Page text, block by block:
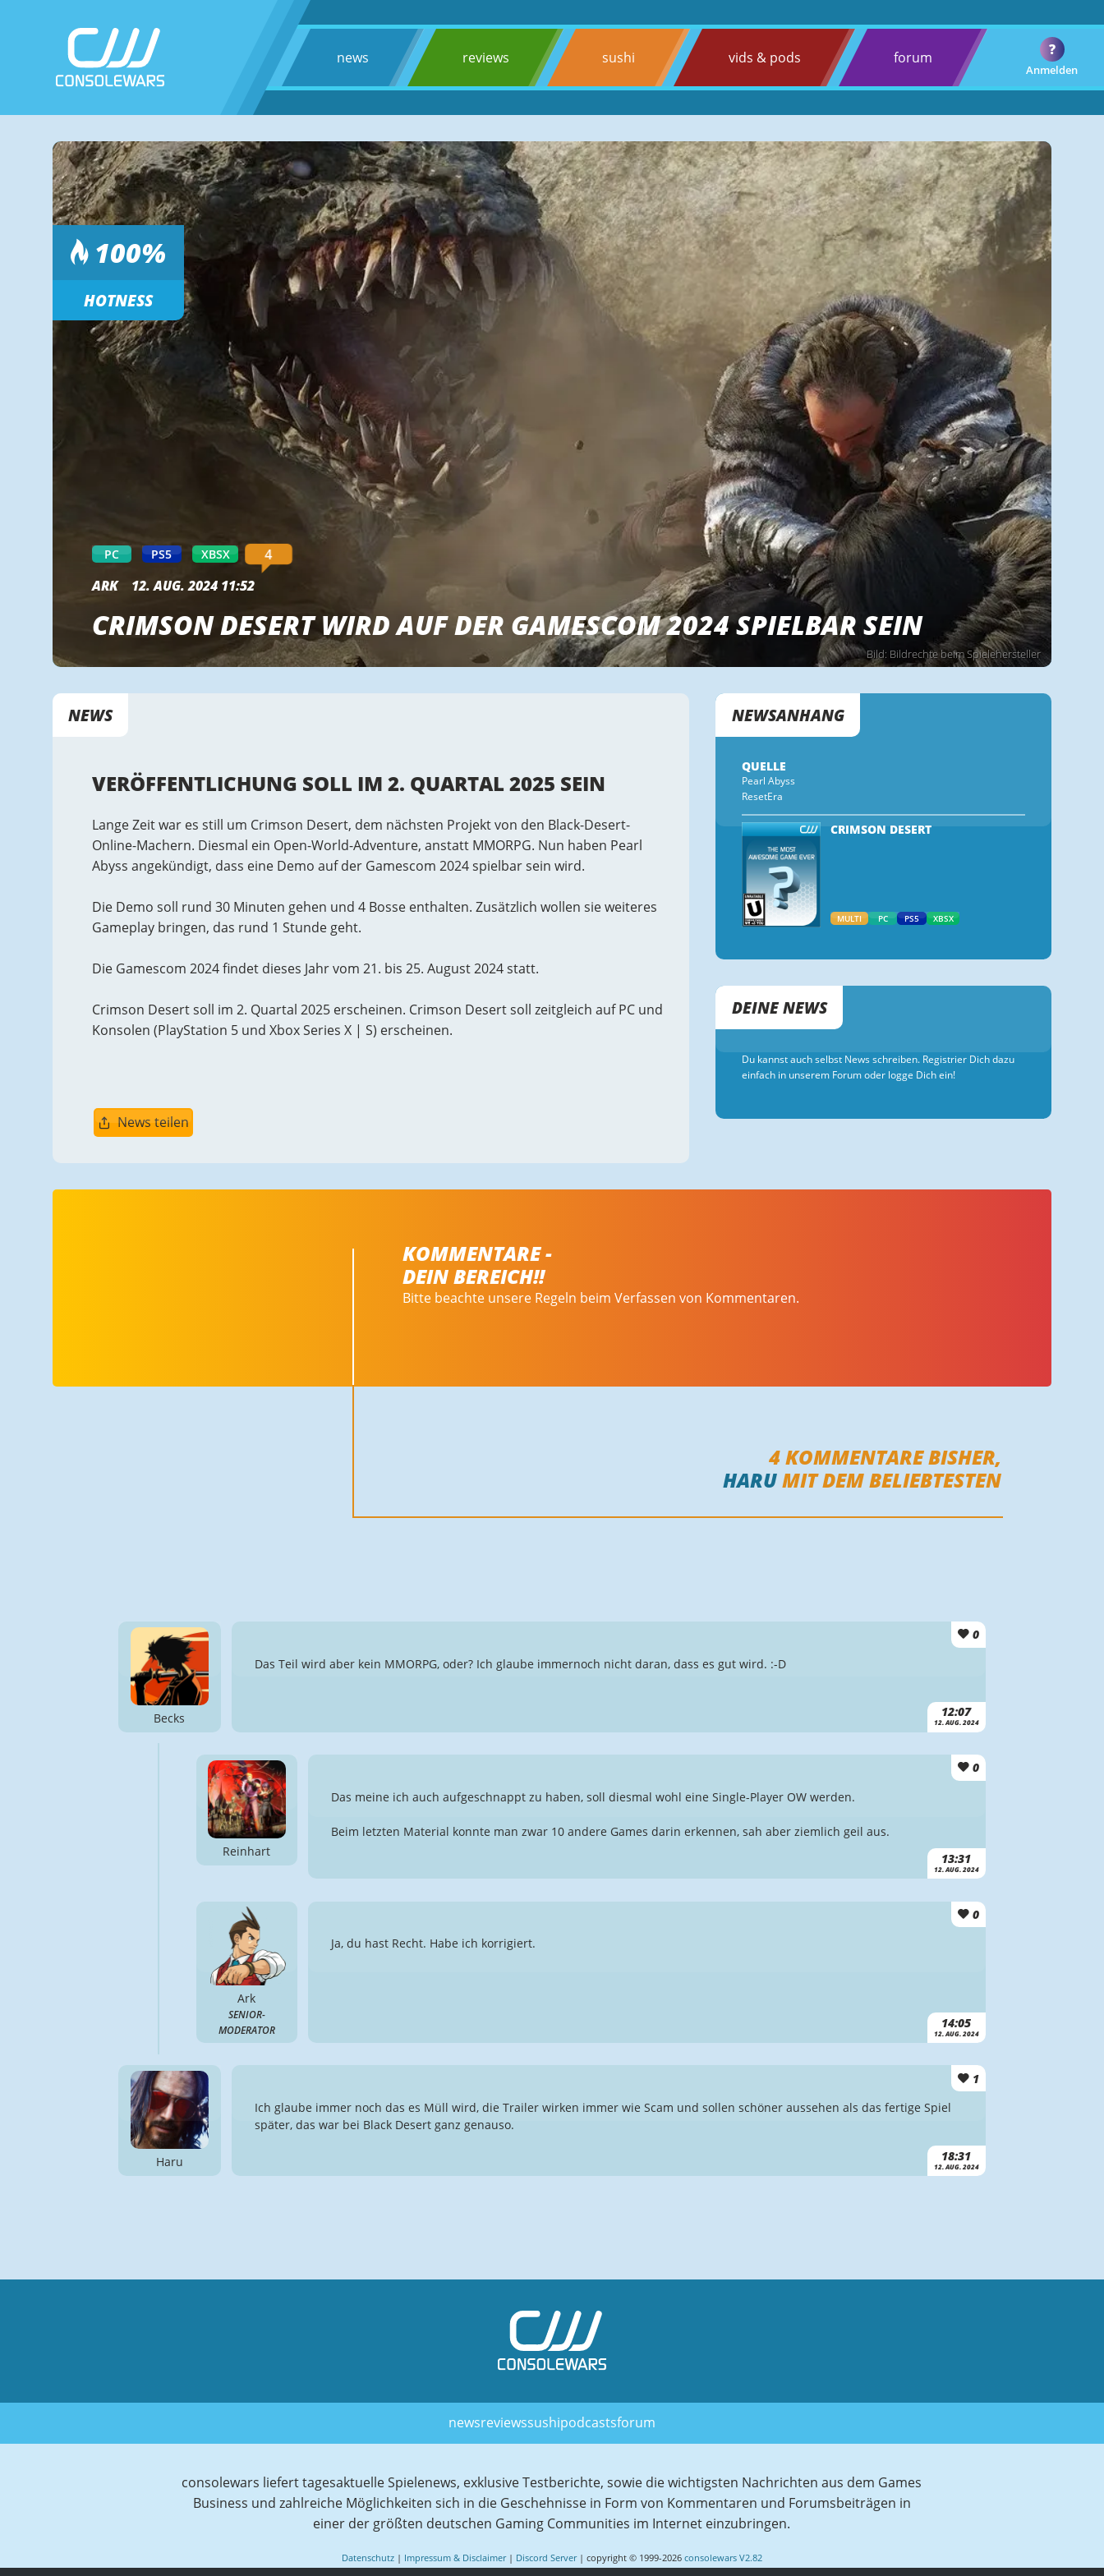
news reviews sushi vids & pods forum
Anmelden
?
Bild: Bildrechte beim Spielehersteller
100%
HOTNESS
PC PS5 XBSX 4
ARK 12. AUG. 2024 11:52
CRIMSON DESERT WIRD AUF DER GAMESCOM 2024 SPIELBAR SEIN
NEWS
VERÖFFENTLICHUNG SOLL IM 2. QUARTAL 2025 SEIN
Lange Zeit war es still um Crimson Desert, dem nächsten Projekt von den Black-Desert-
Online-Machern. Diesmal ein Open-World-Adventure, anstatt MMORPG. Nun haben Pearl
Abyss angekündigt, dass eine Demo auf der Gamescom 2024 spielbar sein wird.
Die Demo soll rund 30 Minuten gehen und 4 Bosse enthalten. Zusätzlich wollen sie weiteres
Gameplay bringen, das rund 1 Stunde geht.
Die Gamescom 2024 findet dieses Jahr vom 21. bis 25. August 2024 statt.
Crimson Desert soll im 2. Quartal 2025 erscheinen. Crimson Desert soll zeitgleich auf PC und
Konsolen (PlayStation 5 und Xbox Series X | S) erscheinen.
News teilen
NEWSANHANG
QUELLE
Pearl Abyss
ResetEra
CRIMSON DESERT
MULTI PC PS5 XBSX
DEINE NEWS
Du kannst auch selbst News schreiben. Registrier Dich dazu
einfach in unserem Forum oder logge Dich ein!
KOMMENTARE -
DEIN BEREICH!!
Bitte beachte unsere Regeln beim Verfassen von Kommentaren.
4KOMMENTARE BISHER,
HARUMIT DEM BELIEBTESTEN
Becks
0
12:07
12. AUG. 2024
Das Teil wird aber kein MMORPG, oder? Ich glaube immernoch nicht daran, dass es gut wird. :-D
Reinhart
0
13:31
12. AUG. 2024
Das meine ich auch aufgeschnappt zu haben, soll diesmal wohl eine Single-Player OW werden.
Beim letzten Material konnte man zwar 10 andere Games darin erkennen, sah aber ziemlich geil aus.
Ark
SENIOR-
MODERATOR
0
14:05
12. AUG. 2024
Ja, du hast Recht. Habe ich korrigiert.
Haru
1
18:31
12. AUG. 2024
Ich glaube immer noch das es Müll wird, die Trailer wirken immer wie Scam und sollen schöner aussehen als das fertige Spiel
später, das war bei Black Desert ganz genauso.
newsreviewssushipodcastsforum
consolewars liefert tagesaktuelle Spielenews, exklusive Testberichte, sowie die wichtigsten Nachrichten aus dem Games
Business und zahlreiche Möglichkeiten sich in die Geschehnisse in Form von Kommentaren und Forumsbeiträgen in
einer der größten deutschen Gaming Communities im Internet einzubringen.
Datenschutz| Impressum & Disclaimer| Discord Server| copyright © 1999-2026 consolewars V2.82